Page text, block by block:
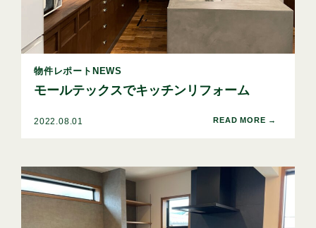
物件レポートNEWS
モールテックスでキッチンリフォーム
2022.08.01